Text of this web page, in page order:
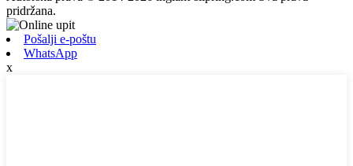
pridržana.
Pošalji e-poštu
WhatsApp
x